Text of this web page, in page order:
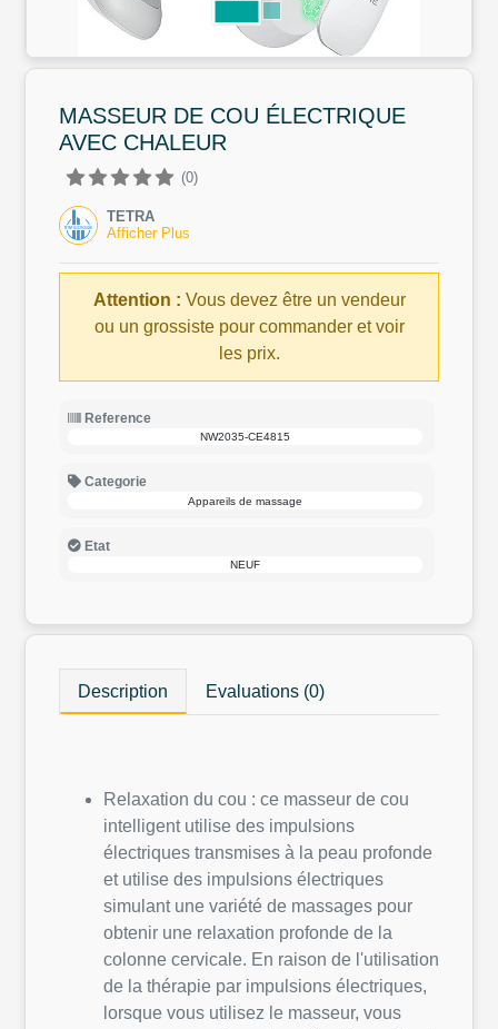
MASSEUR DE COU ÉLECTRIQUE
AVEC CHALEUR
(0)
TETRA
Afficher Plus
Attention : Vous devez être un vendeur
ou un grossiste pour commander et voir
les prix.
Reference
NW2035-CE4815
Categorie
Appareils de massage
Etat
NEUF
Description Evaluations (0)
Relaxation du cou : ce masseur de cou
intelligent utilise des impulsions
électriques transmises à la peau profonde
et utilise des impulsions électriques
simulant une variété de massages pour
obtenir une relaxation profonde de la
colonne cervicale. En raison de l'utilisation
de la thérapie par impulsions électriques,
lorsque vous utilisez le masseur, vous